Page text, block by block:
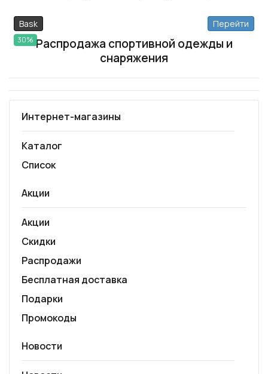
Bask
30%
Перейти
Распродажа спортивной одежды и
снаряжения
Интернет-магазины
Каталог
Список
Акции
Акции
Скидки
Распродажи
Бесплатная доставка
Подарки
Промокоды
Новости